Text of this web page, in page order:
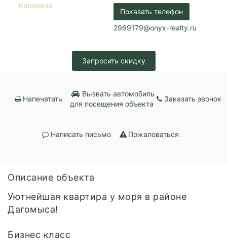
Показать телефон
2969179@onyx-realty.ru
Запросить скидку
Напечатать
Вызвать автомобиль
для посещения объекта
Заказать звонок
Написать письмо Пожаловаться
Описание объекта
Уютнейшая квартира у моря в районе
Дагомыса!
Бизнес класс